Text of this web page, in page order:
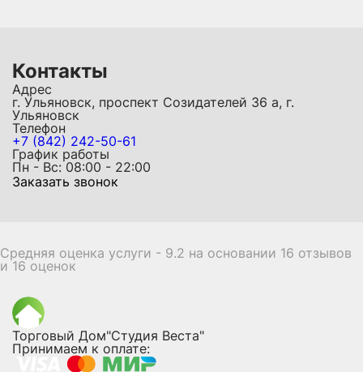
Контакты
Адрес
г. Ульяновск, проспект Созидателей 36 а, г.
Ульяновск
Телефон
+7 (842) 242-50-61
График работы
Пн - Вс: 08:00 - 22:00
Заказать звонок
Средняя оценка услуги - 9.2 на основании 16 отзывов
и 16 оценок
Торговый Дом"Студия Веста"
Принимаем к оплате: